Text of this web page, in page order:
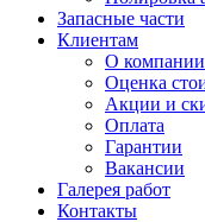
Запасные части
Клиентам
О компании
Оценка
Акции и
Оплата
Гарантии
Вакансии
Галерея работ
Контакты